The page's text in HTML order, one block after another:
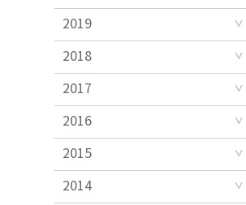
2019
2018
2017
2016
2015
2014